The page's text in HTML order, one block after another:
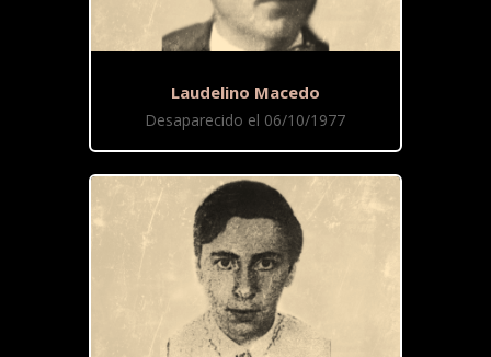
Laudelino Macedo
Desaparecido el 06/10/1977